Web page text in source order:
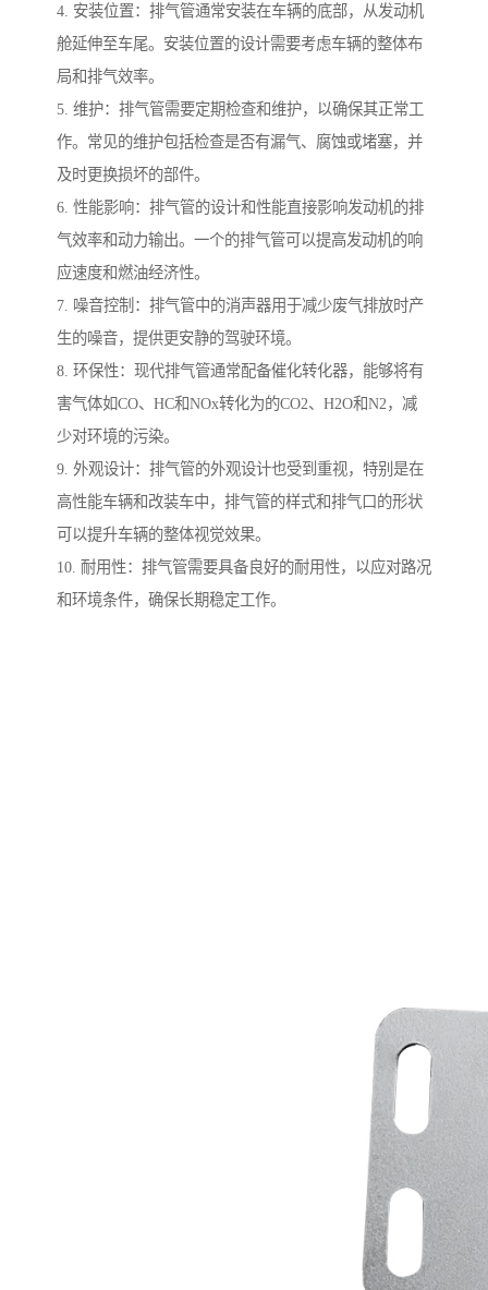
4. 安装位置：排气管通常安装在车辆的底部，从发动机
舱延伸至车尾。安装位置的设计需要考虑车辆的整体布
局和排气效率。
5. 维护：排气管需要定期检查和维护，以确保其正常工
作。常见的维护包括检查是否有漏气、腐蚀或堵塞，并
及时更换损坏的部件。
6. 性能影响：排气管的设计和性能直接影响发动机的排
气效率和动力输出。一个的排气管可以提高发动机的响
应速度和燃油经济性。
7. 噪音控制：排气管中的消声器用于减少废气排放时产
生的噪音，提供更安静的驾驶环境。
8. 环保性：现代排气管通常配备催化转化器，能够将有
害气体如CO、HC和NOx转化为的CO2、H2O和N2，减
少对环境的污染。
9. 外观设计：排气管的外观设计也受到重视，特别是在
高性能车辆和改装车中，排气管的样式和排气口的形状
可以提升车辆的整体视觉效果。
10. 耐用性：排气管需要具备良好的耐用性，以应对路况
和环境条件，确保长期稳定工作。